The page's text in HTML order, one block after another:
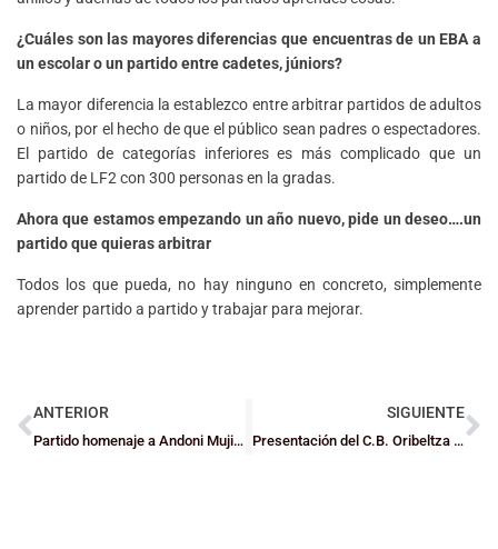
¿Cuáles son las mayores diferencias que encuentras de un EBA a
un escolar o un partido entre cadetes, júniors?
La mayor diferencia la establezco entre arbitrar partidos de adultos
o niños, por el hecho de que el público sean padres o espectadores.
El partido de categorías inferiores es más complicado que un
partido de LF2 con 300 personas en la gradas.
Ahora que estamos empezando un año nuevo, pide un deseo….un
partido que quieras arbitrar
Todos los que pueda, no hay ninguno en concreto, simplemente
aprender partido a partido y trabajar para mejorar.
ANTERIOR
Partido homenaje a Andoni Mujika entre equipos de la zona minera
SIGUIENTE
Presentación del C.B. Oribeltza Portugalete